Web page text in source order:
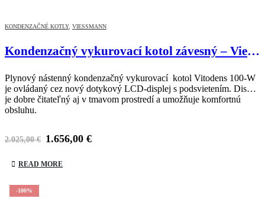
KONDENZAČNÉ KOTLY, VIESSMANN
Kondenzačný vykurovací kotol závesný – Viessmann Vitodens 100-W B1HC025
Plynový nástenný kondenzačný vykurovací kotol Vitodens 100-W
je ovládaný cez nový dotykový LCD-displej s podsvietením. Displej
je dobre čitateľný aj v tmavom prostredí a umožňuje komfortnú
obsluhu.
2.025,00€ 1.656,00€
READ MORE
-100%